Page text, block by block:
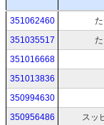
351062460
351035517
351016668
351013836
350994630
350956486
スッ